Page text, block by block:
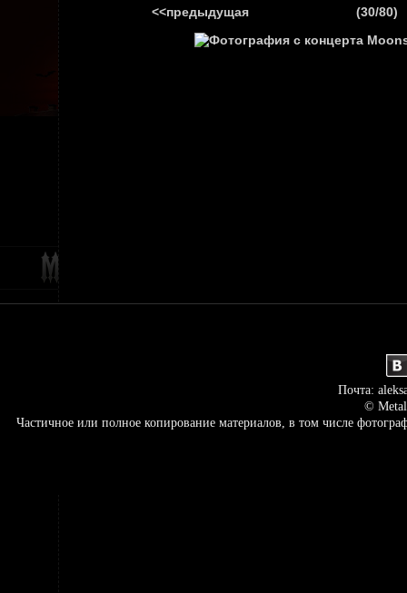
<<предыдущая (30/80)
Почта:
©
Частичное или полное копирование материалов, в том числе